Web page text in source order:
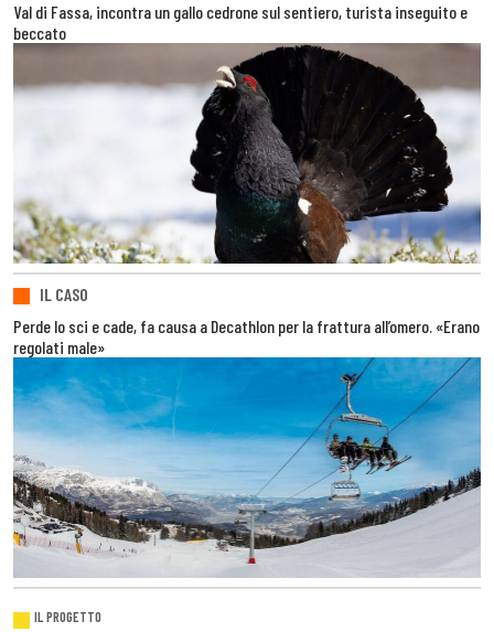
Val di Fassa, incontra un gallo cedrone sul sentiero, turista inseguito e
beccato
IL CASO
Perde lo sci e cade, fa causa a Decathlon per la frattura all’omero. «Erano
regolati male»
IL PROGETTO